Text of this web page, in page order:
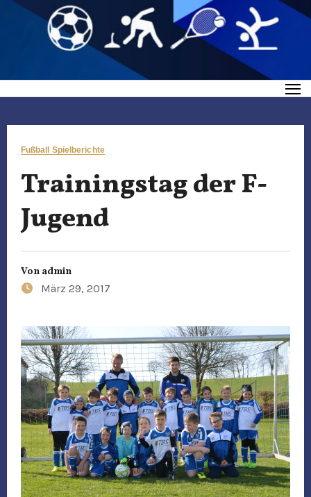
Fußball Spielberichte
Trainingstag der F-
Jugend
Von admin
März 29, 2017